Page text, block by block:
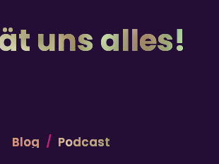
uns alles!
Blog Podcast